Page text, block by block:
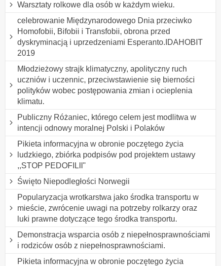
Warsztaty rolkowe dla osób w każdym wieku.
celebrowanie Międzynarodowego Dnia przeciwko
Homofobii, Bifobii i Transfobii, obrona przed
dyskryminacją i uprzedzeniami Esperanto.IDAHOBIT
2019
Młodzieżowy strajk klimatyczny, apolityczny ruch
uczniów i uczennic, przeciwstawienie się bierności
polityków wobec postępowania zmian i ocieplenia
klimatu.
Publiczny Różaniec, którego celem jest modlitwa w
intencji odnowy moralnej Polski i Polaków
Pikieta informacyjna w obronie poczętego życia
ludzkiego, zbiórka podpisów pod projektem ustawy
,,STOP PEDOFILII"
Święto Niepodległości Norwegii
Popularyzacja wrotkarstwa jako środka transportu w
mieście, zwrócenie uwagi na potrzeby rolkarzy oraz
luki prawne dotyczące tego środka transportu.
Demonstracja wsparcia osób z niepełnosprawnościami
i rodziców osób z niepełnosprawnościami.
Pikieta informacyjna w obronie poczętego życia